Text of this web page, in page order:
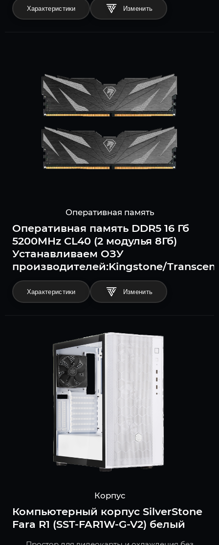
Характеристики
Оперативная память
Оперативная память DDR5 16 Гб
5200MHz CL40 (2 модулья 8Гб)
Устанавливаем ОЗУ
производителей:Kingstone/
Характеристики
Корпус
Компьютерный корпус SilverStone
Fara R1 (SST-FAR1W-G-V2) белый